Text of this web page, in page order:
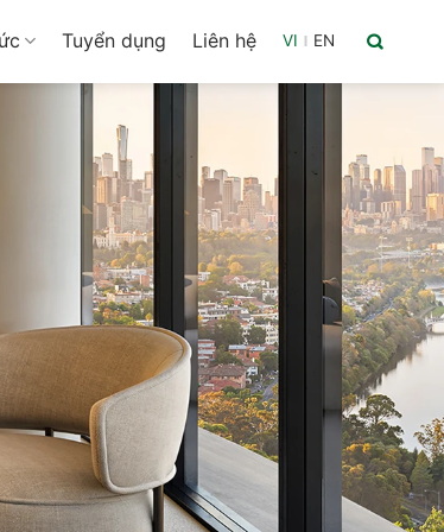
Tuyển dụng Liên hệ VI | EN